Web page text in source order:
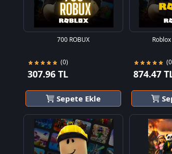
700 ROBUX
(0)
307.96 TL
Sepete Ekle
874.47